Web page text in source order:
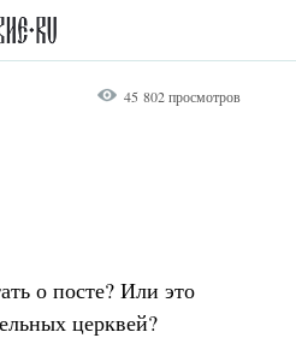
45 802 просмотров
о посте? Или это
церквей?